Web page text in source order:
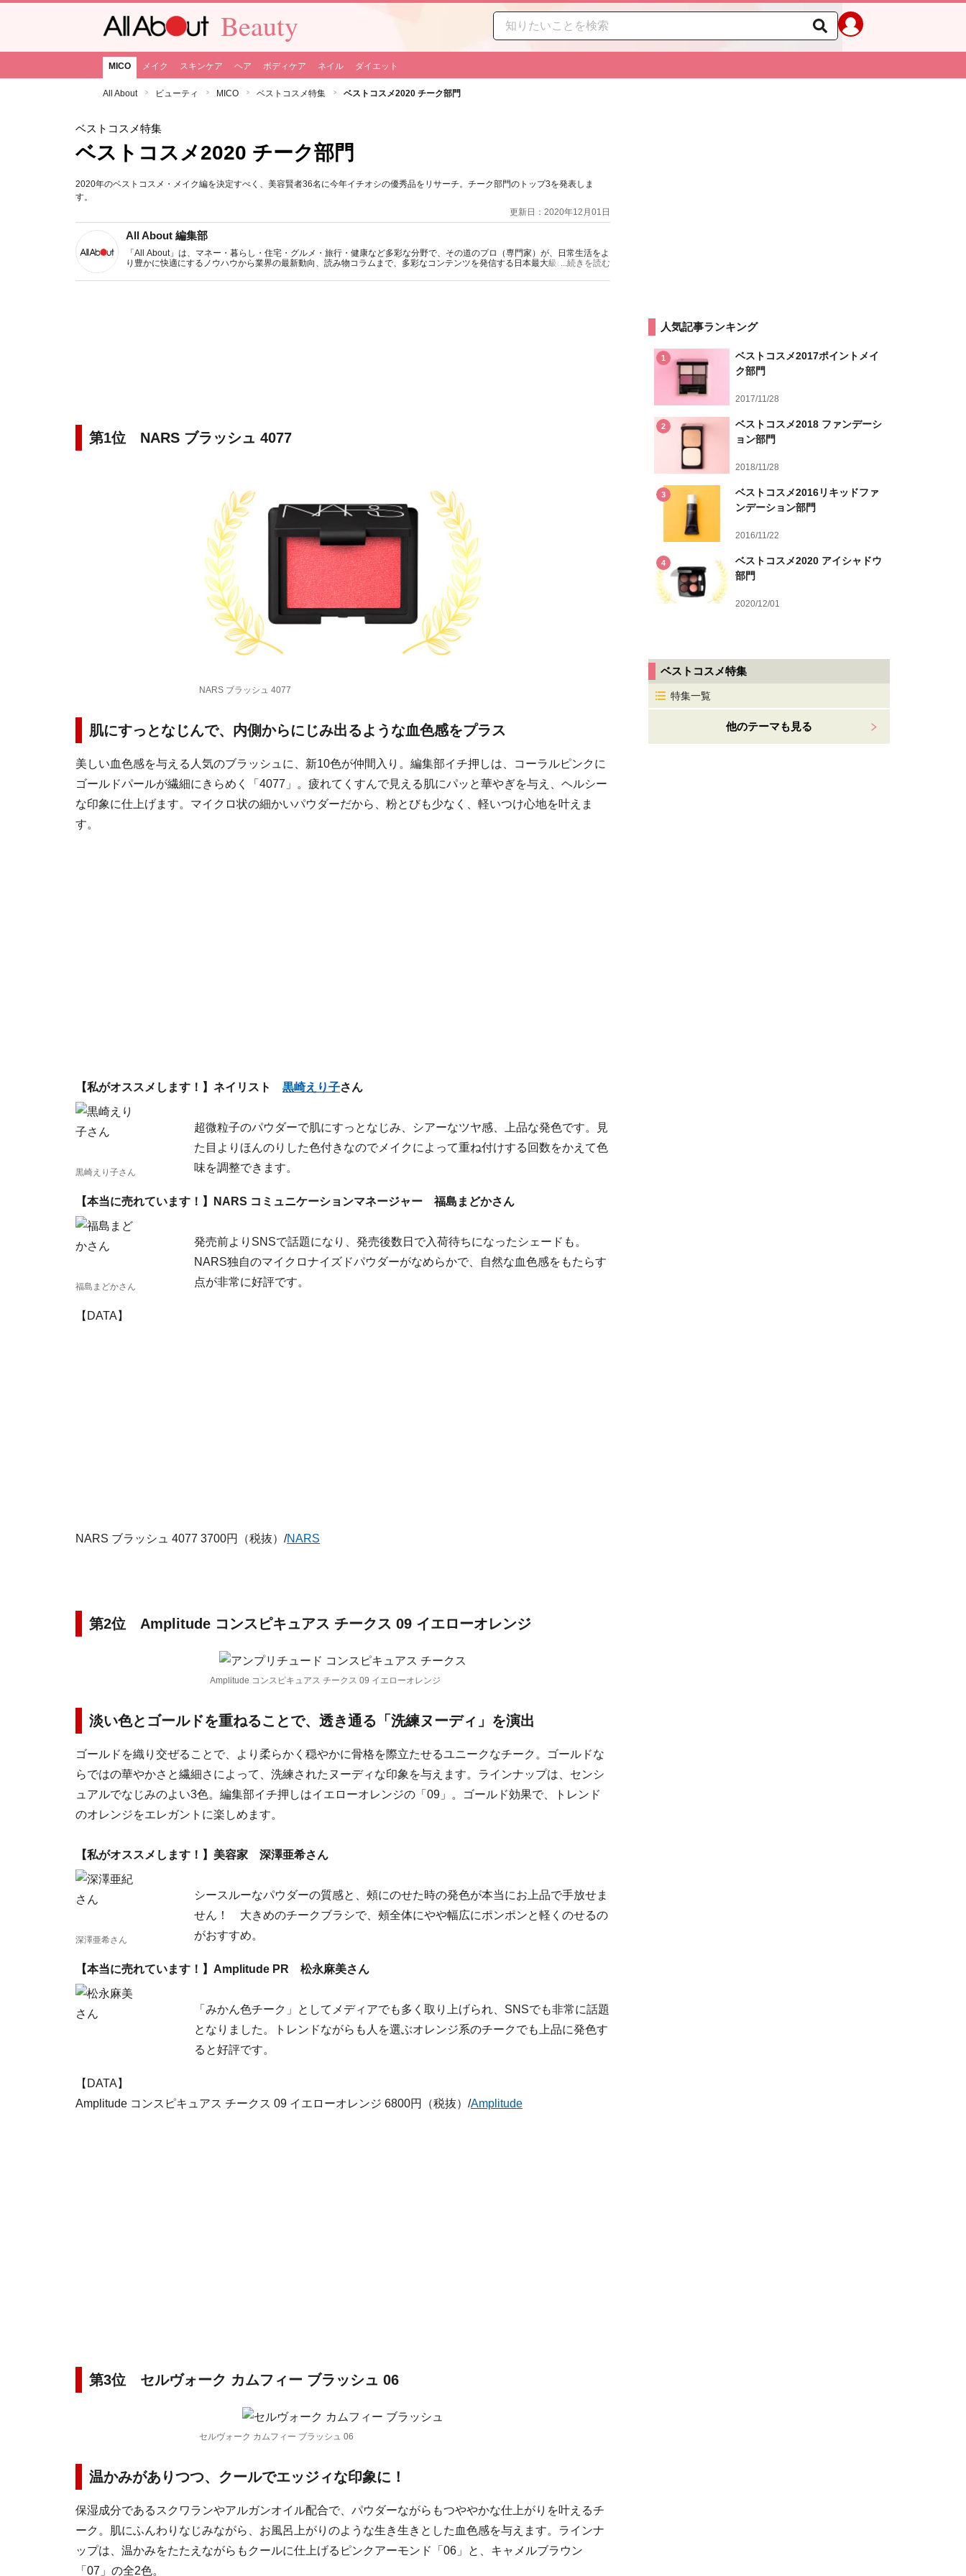
Beauty
MICO メイク スキンケア ヘア ボディケア ネイル ダイエット
All About ビューティ MICO ベストコスメ特集 ベストコスメ2020 チーク部門
ベストコスメ特集
ベストコスメ2020 チーク部門
2020年のベストコスメ・メイク編を決定すべく、美容賢者36名に今年イチオシの優秀品をリサーチ。チーク部門のトップ3を発表しま
す。
更新日：2020年12月01日
All About 編集部
「All About」は、マネー・暮らし・住宅・グルメ・旅行・健康など多彩な分野で、その道のプロ（専門家）が、日常生活をよ
り豊かに快適にするノウハウから業界の最新動向、読み物コラムまで、多彩なコンテンツを発信する日本最大級の総合情報サ
...続きを読む
第1位 NARS ブラッシュ 4077
NARS ブラッシュ 4077
肌にすっとなじんで、内側からにじみ出るような血色感をプラス
美しい血色感を与える人気のブラッシュに、新10色が仲間入り。編集部イチ押しは、コーラルピンクに
ゴールドパールが繊細にきらめく「4077」。疲れてくすんで見える肌にパッと華やぎを与え、ヘルシー
な印象に仕上げます。マイクロ状の細かいパウダーだから、粉とびも少なく、軽いつけ心地を叶えま
す。
【私がオススメします！】ネイリスト 黒崎えり子さん
黒崎えり子さん
超微粒子のパウダーで肌にすっとなじみ、シアーなツヤ感、上品な発色です。見
た目よりほんのりした色付きなのでメイクによって重ね付けする回数をかえて色
味を調整できます。
【本当に売れています！】NARS コミュニケーションマネージャー 福島まどかさん
福島まどかさん
発売前よりSNSで話題になり、発売後数日で入荷待ちになったシェードも。
NARS独自のマイクロナイズドパウダーがなめらかで、自然な血色感をもたらす
点が非常に好評です。
【DATA】
NARS ブラッシュ 4077 3700円（税抜）/NARS
第2位 Amplitude コンスピキュアス チークス 09 イエローオレンジ
Amplitude コンスピキュアス チークス 09 イエローオレンジ
淡い色とゴールドを重ねることで、透き通る「洗練ヌーディ」を演出
ゴールドを織り交ぜることで、より柔らかく穏やかに骨格を際立たせるユニークなチーク。ゴールドな
らではの華やかさと繊細さによって、洗練されたヌーディな印象を与えます。ラインナップは、センシ
ュアルでなじみのよい3色。編集部イチ押しはイエローオレンジの「09」。ゴールド効果で、トレンド
のオレンジをエレガントに楽しめます。
【私がオススメします！】美容家 深澤亜希さん
深澤亜希さん
シースルーなパウダーの質感と、頰にのせた時の発色が本当にお上品で手放せま
せん！ 大きめのチークブラシで、頰全体にやや幅広にポンポンと軽くのせるの
がおすすめ。
【本当に売れています！】Amplitude PR 松永麻美さん
「みかん色チーク」としてメディアでも多く取り上げられ、SNSでも非常に話題
となりました。トレンドながらも人を選ぶオレンジ系のチークでも上品に発色す
ると好評です。
【DATA】
Amplitude コンスピキュアス チークス 09 イエローオレンジ 6800円（税抜）/Amplitude
第3位 セルヴォーク カムフィー ブラッシュ 06
セルヴォーク カムフィー ブラッシュ 06
温かみがありつつ、クールでエッジィな印象に！
保湿成分であるスクワランやアルガンオイル配合で、パウダーながらもつややかな仕上がりを叶えるチ
ーク。肌にふんわりなじみながら、お風呂上がりのような生き生きとした血色感を与えます。ラインナ
ップは、温かみをたたえながらもクールに仕上げるピンクアーモンド「06」と、キャメルブラウン
「07」の全2色。
人気記事ランキング
1
ベストコスメ2017ポイントメイ
ク部門
2017/11/28
2
ベストコスメ2018 ファンデーシ
ョン部門
2018/11/28
3
ベストコスメ2016リキッドファ
ンデーション部門
2016/11/22
4
ベストコスメ2020 アイシャドウ
部門
2020/12/01
ベストコスメ特集
特集一覧
他のテーマも見る